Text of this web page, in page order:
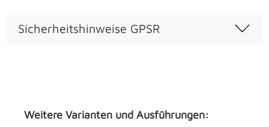
Sicherheitshinweise GPSR
Weitere Varianten und Ausführungen: